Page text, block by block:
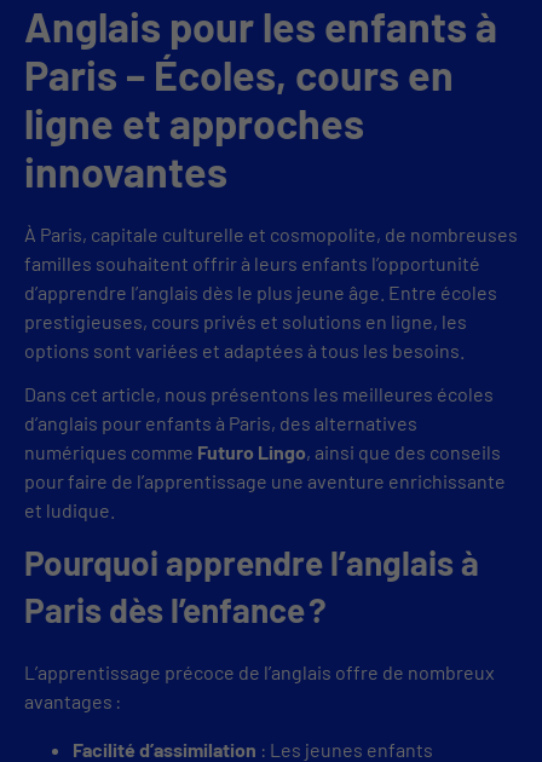
Anglais pour les enfants à
Paris – Écoles, cours en
ligne et approches
innovantes
À Paris, capitale culturelle et cosmopolite, de nombreuses
familles souhaitent offrir à leurs enfants l’opportunité
d’apprendre l’anglais dès le plus jeune âge. Entre écoles
prestigieuses, cours privés et solutions en ligne, les
options sont variées et adaptées à tous les besoins.
Dans cet article, nous présentons les meilleures écoles
d’anglais pour enfants à Paris, des alternatives
numériques comme Futuro Lingo, ainsi que des conseils
pour faire de l’apprentissage une aventure enrichissante
et ludique.
Pourquoi apprendre l’anglais à
Paris dès l’enfance ?
L’apprentissage précoce de l’anglais offre de nombreux
avantages :
Facilité d’assimilation : Les jeunes enfants